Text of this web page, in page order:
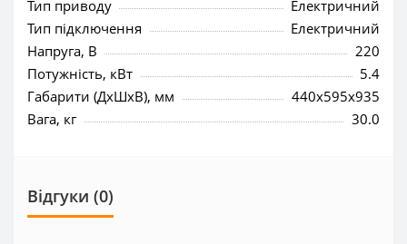
Тип приводу
Електричний
Тип підключення
Електричний
Напруга, В
220
Потужність, кВт
5.4
Габарити (ДхШхВ), мм
440x595x935
Вага, кг
30.0
Відгуки (0)